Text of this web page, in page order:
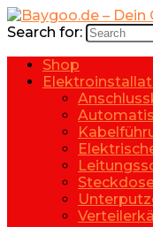
Search for:
Shop